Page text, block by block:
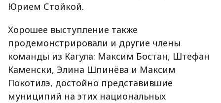
Юрием Стойкой.
Хорошее выступление также
продемонстрировали и другие члены
команды из Кагула: Максим Бостан, Штефан
Каменски, Элина Шпинёва и Максим
Покотилэ, достойно представившие
муниципий на этих национальных